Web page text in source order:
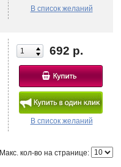
В список желаний
692 р.
В список желаний
Макс. кол-во на странице: